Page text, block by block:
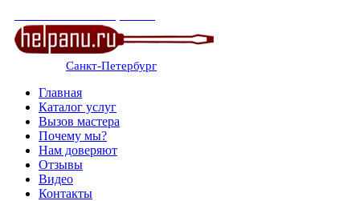
Санкт-Петербург
Главная
Каталог услуг
Вызов мастера
Почему мы?
Нам доверяют
Отзывы
Видео
Контакты